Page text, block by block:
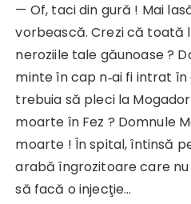
— Of, taci din gură ! Mai
vorbească. Crezi că toată
neroziile tale găunoase ?
minte în cap n‑ai fi intrat în
trebuia să pleci la
moarte în Fez ? Domnule
moarte ! În spital, întinsă
arabă îngrozitoare care
să facă o injecţie…